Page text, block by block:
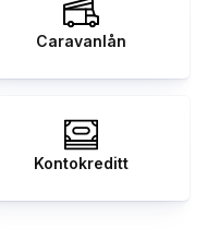
Caravanlån
Kontokreditt